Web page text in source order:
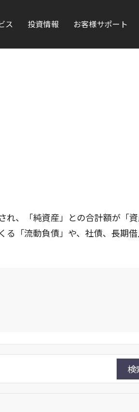
ス 投資情報 お客様サポート
れ、「純資産」との合計額が「
る「流動負債」や、社債、長期
検